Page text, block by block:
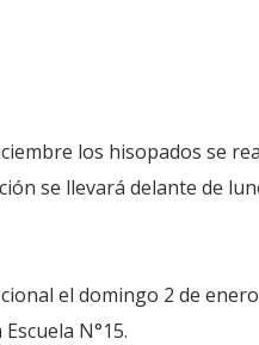
los hisopados se
se llevará delante de
el domingo 2 de
N°15.